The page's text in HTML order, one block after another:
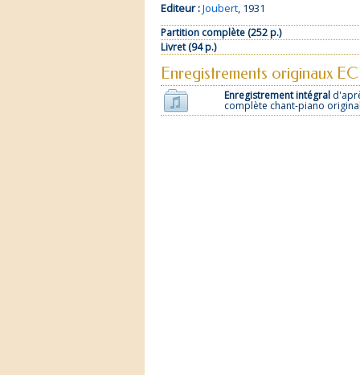
Editeur :Joubert, 1931
Partition complète (252 p.)
Livret (94 p.)
Enregistrements originaux
Enregistrement intégral
complète chant-piano